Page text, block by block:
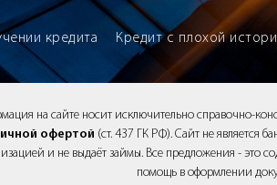
кредита Кредит с плохой
на сайте носит исключительно справочно-
офертой (ст. 437 ГК РФ). Сайт не является
и не выдаёт займы. Все предложения - это
помощь в оформлении